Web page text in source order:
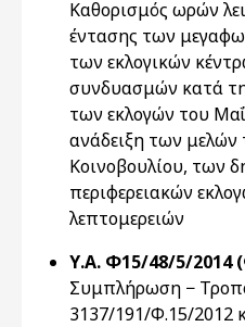
Καθορισμός ωρών
έντασης των
των εκλογικών
συνδυασμών κατά
των εκλογών του
ανάδειξη των
Κοινοβουλίου, των
περιφερειακών
λεπτομερειών
Υ.Α. Φ15/48/5/2014
Συμπλήρωση −
3137/191/Φ.15/2012